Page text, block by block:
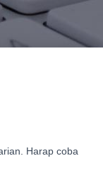
Harap coba